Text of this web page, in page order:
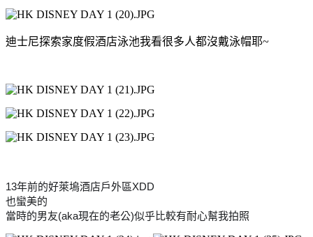
迪士尼探索家度假酒店泳池我看很多人都沒戴泳帽耶~
13年前的好萊塢酒店戶外區XDD
也蠻美的
當時的男友(aka現在的老公)似乎比較有耐心幫我拍照